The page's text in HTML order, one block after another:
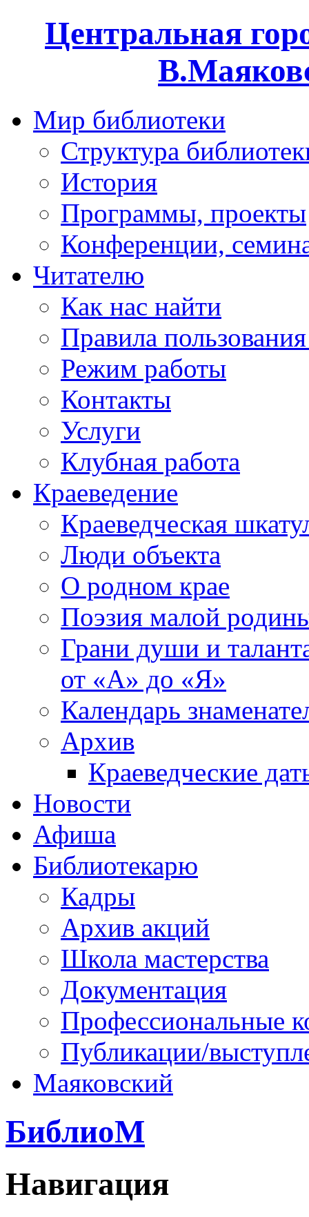
Центральная
Мир библиотеки
Структура
История
Программы, проекты
Конференции,
Читателю
Как нас найти
Правила
Режим работы
Контакты
Услуги
Клубная работа
Краеведение
Краеведческая
Люди объекта
О родном крае
Поэзия малой
Грани души и
от «А» до «Я»
Календарь
Архив
Краеведческие
Новости
Афиша
Библиотекарю
Кадры
Архив акций
Школа мастерства
Документация
Профессиональные
Публикации/
Маяковский
БиблиоМ
Навигация